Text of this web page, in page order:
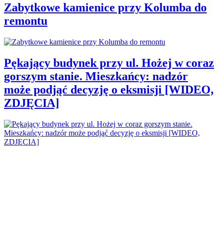
Zabytkowe kamienice przy Kolumba do
remontu
Pękający budynek przy ul. Hożej w coraz
gorszym stanie. Mieszkańcy: nadzór
może podjąć decyzję o eksmisji [WIDEO,
ZDJĘCIA]